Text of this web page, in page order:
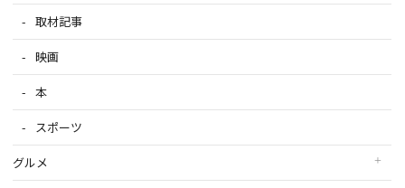
取材記事
映画
本
スポーツ
グルメ